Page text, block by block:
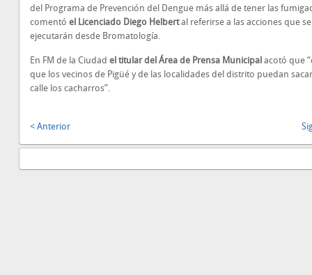
del Programa de Prevención del Dengue más allá de tener las
comentó el Licenciado Diego Helbertal referirse a las acciones que se
ejecutarán desde Bromatología.
En FM de la Ciudad el titular del Área de Prensa Municipal acotó que
que los vecinos de Pigüé y de las localidades del distrito puedan
calle los cacharros”.
< Anterior